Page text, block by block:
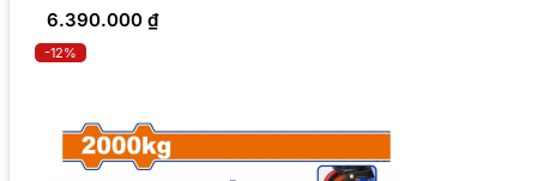
6.390.000 ₫
-12%